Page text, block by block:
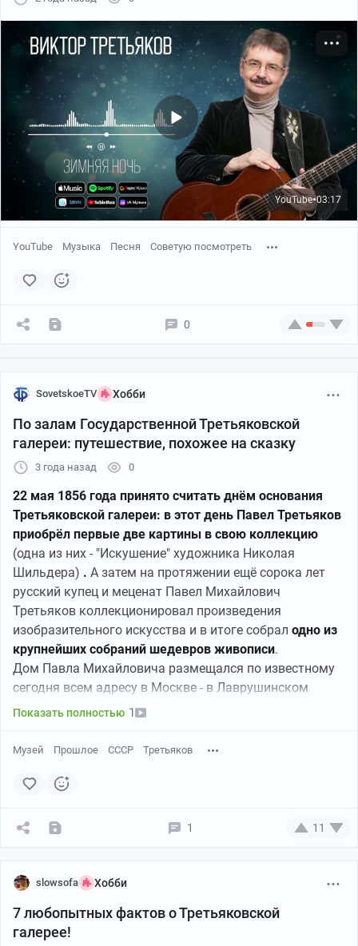
YouTube●03:17
YouTube Музыка Песня Советую посмотреть
0
SovetskoeTV Хобби
По залам Государственной Третьяковской
галереи: путешествие, похожее на сказку
3 года назад 0
22 мая 1856 года принято считать днём основания
Третьяковской галереи: в этот день Павел Третьяков
приобрёл первые две картины в свою коллекцию
(одна из них - "Искушение" художника Николая
Шильдера) . А затем на протяжении ещё сорока лет
русский купец и меценат Павел Михайлович
Третьяков коллекционировал произведения
изобразительного искусства и в итоге собрал одно из
крупнейших собраний шедевров живописи.
Дом Павла Михайловича размещался по известному
сегодня всем адресу в Москве - в Лаврушинском
переулке, и именно там он размещал приобретаемые
специальное помещение - первый дом будущей
посещения, а в 1892 году Павел Третьяков передал
коллекции присоединилось собрание его брата, Сергея
галерея – один из крупнейших музеев мира с
произведений русского и советского
изобразительного искусства
Показать полностью 1
Музей Прошлое СССР Третьяков
1 11
slowsofa Хобби
7 любопытных фактов о Третьяковской
галерее!